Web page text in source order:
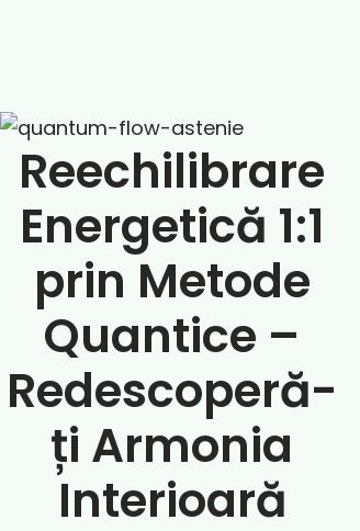
Reechilibrare
Energetică 1:1
prin Metode
Quantice –
Redescoperă-
ți Armonia
Interioară